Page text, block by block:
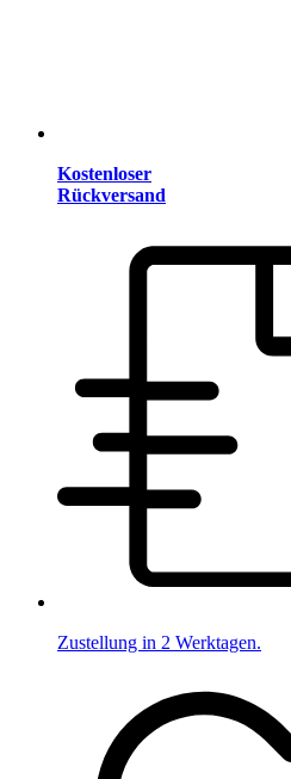
Kostenloser
Rückversand
Zustellung in 2 Werktagen.